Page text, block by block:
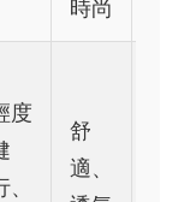
時尚
度
舒
適、